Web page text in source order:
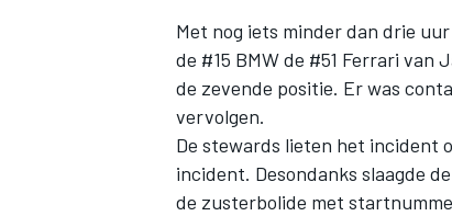
WEC
Met nog iets minder dan drie
de #15 BMW de #51 Ferrari van
de zevende positie. Er was
vervolgen.
De stewards lieten het incident
incident. Desondanks slaagde
de zusterbolide met